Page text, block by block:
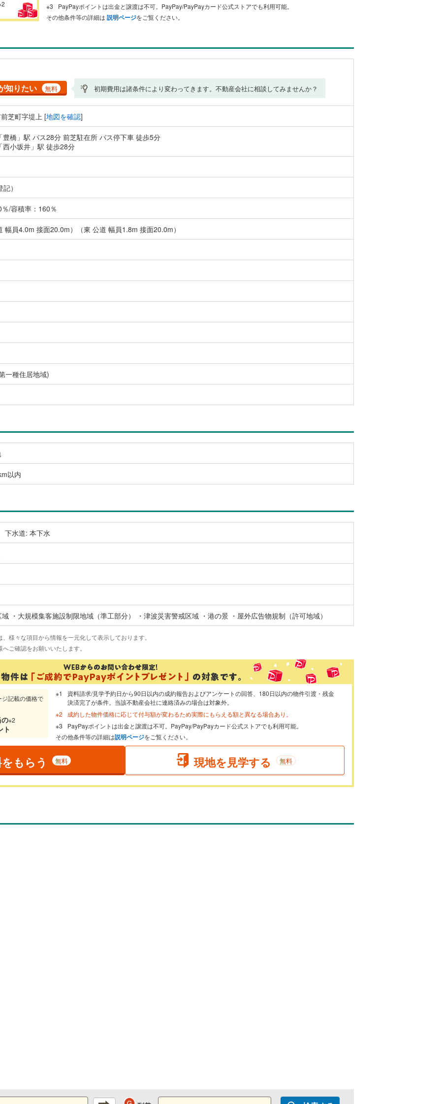
PayPayポイントは出金と譲渡は不可。PayPay/PayPayカード公式ストアでも利用可能。
その他条件等の詳細は 説明ページをご覧ください。
知りたい 無料 初期費用は諸条件により変わってきます。不動産会社に相談してみませんか？
芝町字堤上 [地図を確認]
豊橋」駅 バス28分 前芝駐在所 バス停下車 徒歩5分
西小坂井」駅 徒歩28分
）
/容積率：160％
幅員4.0m 接面20.0m）（東 公道 幅員1.8m 接面20.0m）
一種住居地域)
以内
下水道: 本下水
・大規模集客施設制限地域（準工部分） ・津波災害警戒区域 ・港の景 ・屋外広告物規制（許可地域）
様々な項目から情報を一元化して表示しております。
ご確認をお願いいたします。
記載の価格で
の※2
ト
資料請求/見学予約日から90日以内の成約報告およびアンケートの回答、180日以内の物件引渡・残金
決済完了が条件。当該不動産会社に連絡済みの場合は対象外。
成約した物件価格に応じて付与額が変わるため実際にもらえる額と異なる場合あり。
PayPayポイントは出金と譲渡は不可。PayPay/PayPayカード公式ストアでも利用可能。
その他条件等の詳細は説明ページをご覧ください。
もらう 無料 現地を見学する 無料